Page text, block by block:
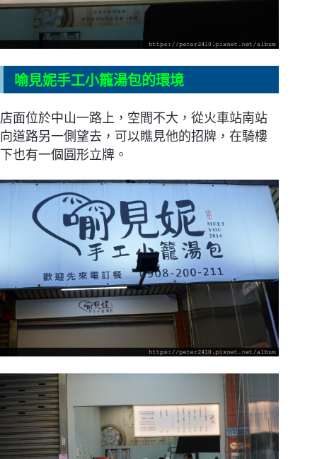
喻見妮手工小籠湯包的環境
店面位於中山一路上，空間不大，從火車站南站
向道路另一側望去，可以瞧見他的招牌，在騎樓
下也有一個圓形立牌。